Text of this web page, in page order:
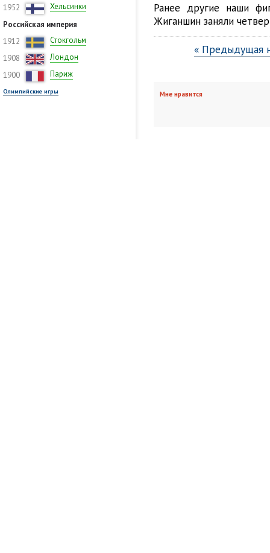
1952
Хельсинки
Российская империя
1912
Стокгольм
1908
Лондон
1900
Париж
Олимпийские игры
Ранее другие наши
Жиганшин заняли
« Предыдущая
Мне нравится